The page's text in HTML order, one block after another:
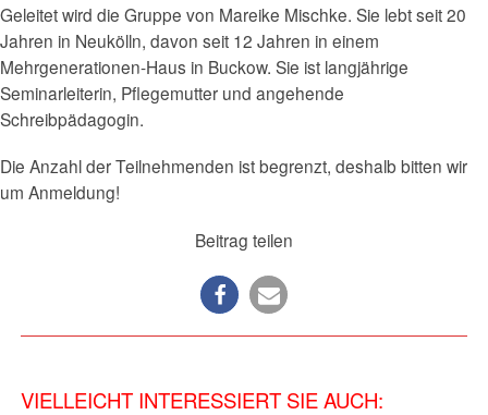
Geleitet wird die Gruppe von Mareike Mischke. Sie lebt seit 20
Jahren in Neukölln, davon seit 12 Jahren in einem
Mehrgenerationen-Haus in Buckow. Sie ist langjährige
Seminarleiterin, Pflegemutter und angehende
Schreibpädagogin.
Die Anzahl der Teilnehmenden ist begrenzt, deshalb bitten wir
um Anmeldung!
Beitrag teilen
VIELLEICHT INTERESSIERT SIE AUCH: